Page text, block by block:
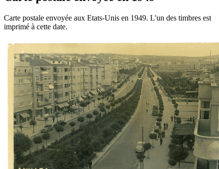
Carte postale envoyée aux Etats-Unis en 1949. L'un des timbres est
imprimé à cette date.